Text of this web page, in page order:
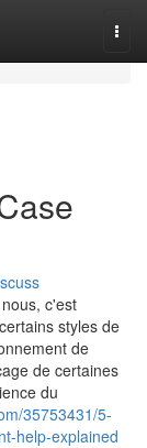
c'est
styles de
de
de certaines
du
35753431/5-
help-explained